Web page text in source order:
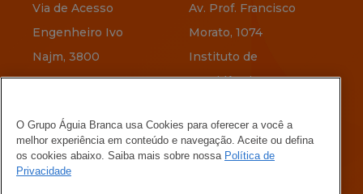
Via de Acesso
Engenheiro Ivo
Najm, 3800
Av. Jerônimo
Vervloet, 345
Maria Ortiz
Av. Prof. Francisco
Morato, 1074
Instituto de
Previdência
Belo Horizonte - MG
Rua Menotti Muccelli,
O Grupo Águia Branca usa Cookies para oferecer a você a
melhor experiência em conteúdo e navegação. Aceite ou defina
os cookies abaixo. Saiba mais sobre nossa Política de
Privacidade